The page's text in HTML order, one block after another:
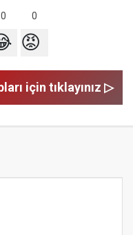
0 0
😡
için tıklayınız ▷